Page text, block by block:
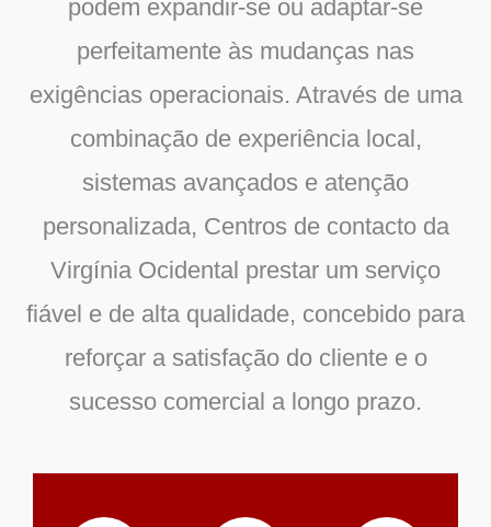
podem expandir-se ou adaptar-se
perfeitamente às mudanças nas
exigências operacionais. Através de uma
combinação de experiência local,
sistemas avançados e atenção
personalizada, Centros de contacto da
Virgínia Ocidental prestar um serviço
fiável e de alta qualidade, concebido para
reforçar a satisfação do cliente e o
sucesso comercial a longo prazo.